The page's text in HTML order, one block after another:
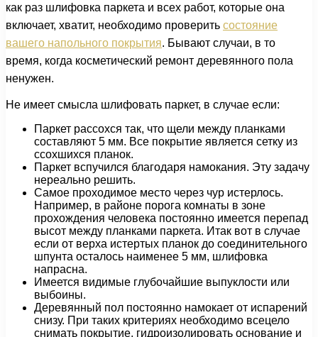
как раз шлифовка паркета и всех работ, которые она
включает, хватит, необходимо проверить состояние
вашего напольного покрытия. Бывают случаи, в то
время, когда косметический ремонт деревянного пола
ненужен.
Не имеет смысла шлифовать паркет, в случае если:
Паркет рассохся так, что щели между планками
составляют 5 мм. Все покрытие является сетку из
ссохшихся планок.
Паркет вспучился благодаря намокания. Эту задачу
нереально решить.
Самое проходимое место через чур истерлось.
Например, в районе порога комнаты в зоне
прохождения человека постоянно имеется перепад
высот между планками паркета. Итак вот в случае
если от верха истертых планок до соединительного
шпунта осталось наименее 5 мм, шлифовка
напрасна.
Имеется видимые глубочайшие выпуклости или
выбоины.
Деревянный пол постоянно намокает от испарений
снизу. При таких критериях необходимо всецело
снимать покрытие, гидроизолировать основание и